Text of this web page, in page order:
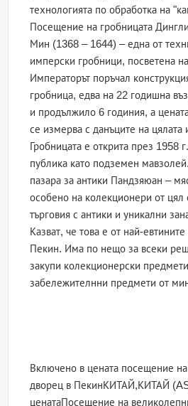
технологията по обработка на
Посещение на гробницата
Мин (1368 – 1644) – една от
имперски гробници, посветена
Императорът поръчал
гробница, едва на 22 годишна
и продължило 6 годиния, а
се измерва с данъците на
Гробницата е открита през 1958
публика като подземен
пазара за антики Пандзяюан –
особено на колекционери от цял
търговия с антики и уникални
Казват, че това е от най-
Пекин. Има по нещо за всеки
закупи колекционерски
забележителнни предмети от
Включено в цената посещение
дворец в ПекинКИТАЙ,КИТАЙ
ценатаПосещение на